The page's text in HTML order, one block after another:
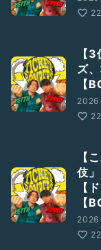
22
【
ズ
【
22
【
伎
【
【
22